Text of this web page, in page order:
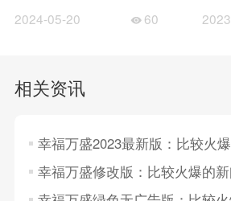
2024-05-20 60
相关资讯
幸福万盛2023最新版：比较火爆的周边生活服务软件，
幸福万盛修改版：比较火爆的新闻资讯服务类型软件，界